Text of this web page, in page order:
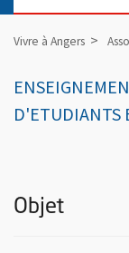
Vivre à Angers
D'ETUDIANTS
Objet